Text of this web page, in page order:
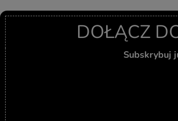
DOŁĄCZ
Subskrybuj